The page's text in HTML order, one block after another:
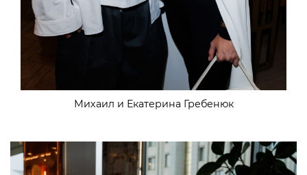
Михаил и Екатерина Гребенюк